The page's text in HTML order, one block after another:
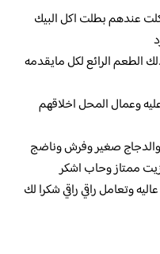
عندهم بطلت اكل البيك
الطعم الرائع لكل مايقدمه
وعمال المحل اخلاقهم
صغير وفرش وناضج
ممتاز وحاب اشكر
وتعامل راقي راقي شكرا لك